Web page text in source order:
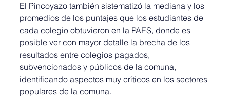
El Pincoyazo también sistematizó la mediana y los
promedios de los puntajes que los estudiantes de
cada colegio obtuvieron en la PAES, donde es
posible ver con mayor detalle la brecha de los
resultados entre colegios pagados,
subvencionados y públicos de la comuna,
identificando aspectos muy críticos en los sectores
populares de la comuna.